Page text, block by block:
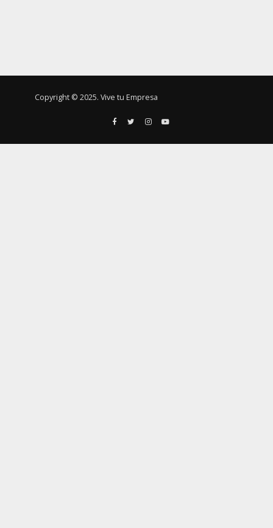
Copyright © 2025. Vive tu Empresa